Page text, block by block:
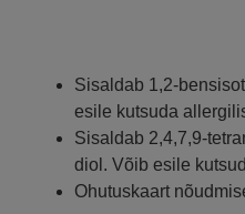
Sisaldab 1,2-
esile kutsuda
Sisaldab 2,4,7,9-
diol. Võib esile
Ohutuskaart